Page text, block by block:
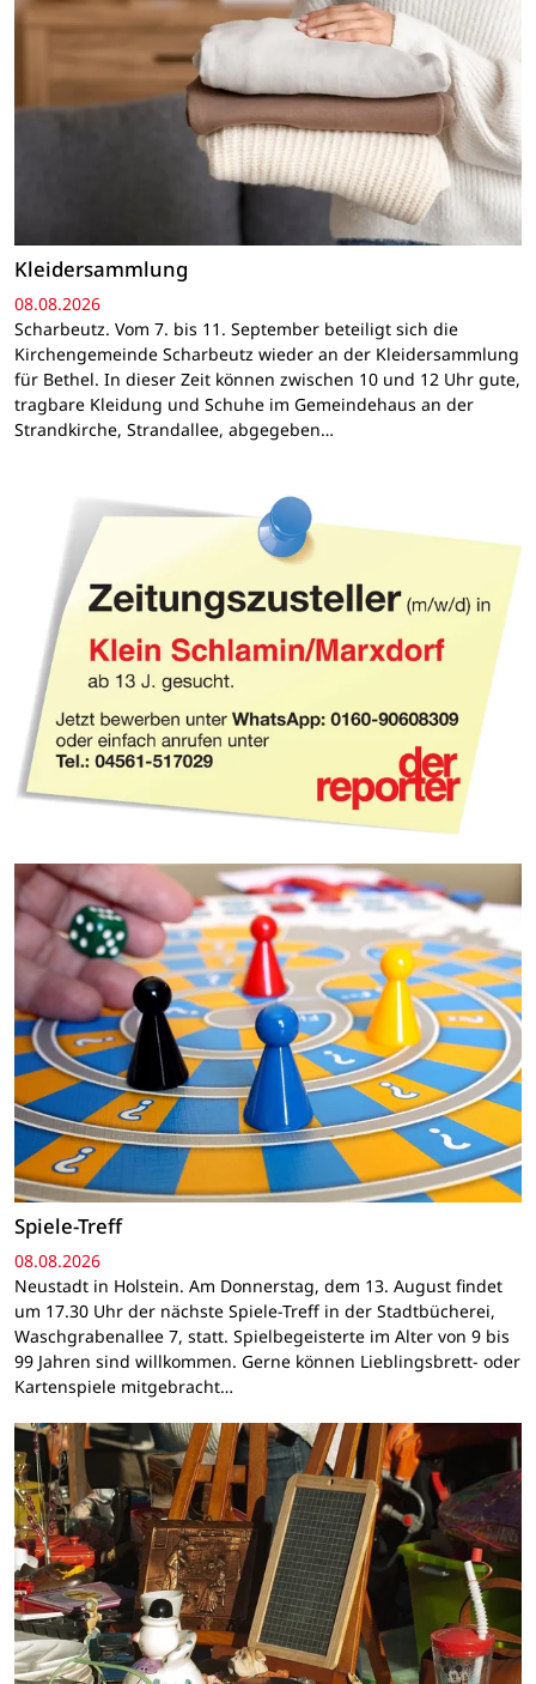
Kleidersammlung
08.08.2026
Scharbeutz. Vom 7. bis 11. September beteiligt sich die
Kirchengemeinde Scharbeutz wieder an der Kleidersammlung
für Bethel. In dieser Zeit können zwischen 10 und 12 Uhr gute,
tragbare Kleidung und Schuhe im Gemeindehaus an der
Strandkirche, Strandallee, abgegeben…
Spiele-Treff
08.08.2026
Neustadt in Holstein. Am Donnerstag, dem 13. August findet
um 17.30 Uhr der nächste Spiele-Treff in der Stadtbücherei,
Waschgrabenallee 7, statt. Spielbegeisterte im Alter von 9 bis
99 Jahren sind willkommen. Gerne können Lieblingsbrett- oder
Kartenspiele mitgebracht…